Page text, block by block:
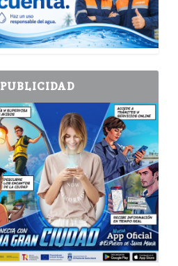
PUBLICIDAD